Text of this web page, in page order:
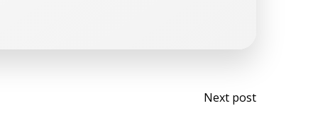
Post
Next post